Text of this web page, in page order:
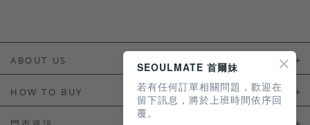
ABOUT US
HOW TO BUY
如何購買
SEOULMATE 首爾妹
若有任何訂單相關問題，歡迎在
留下訊息，將於上班時間依序回
覆。